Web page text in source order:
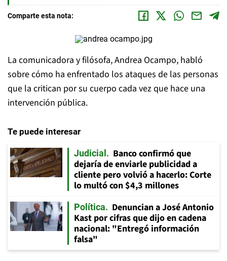
Comparte esta nota:
La comunicadora y filósofa, Andrea Ocampo, habló
sobre cómo ha enfrentado los ataques de las personas
que la critican por su cuerpo cada vez que hace una
intervención pública.
Te puede interesar
Judicial
Banco confirmó que
dejaría de enviarle publicidad a
cliente pero volvió a hacerlo: Corte
lo multó con $4,3 millones
Política
Denuncian a José Antonio
Kast por cifras que dijo en cadena
nacional: "Entregó información
falsa"